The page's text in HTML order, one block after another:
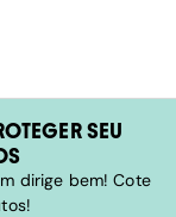
SEU
dirige bem! Cote